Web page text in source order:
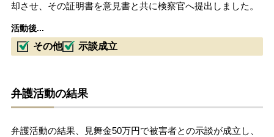
却させ、その証明書を意見書と共に検察官へ提出しました。
活動後...
その他 示談成立
弁護活動の結果
弁護活動の結果、見舞金50万円で被害者との示談が成立し、